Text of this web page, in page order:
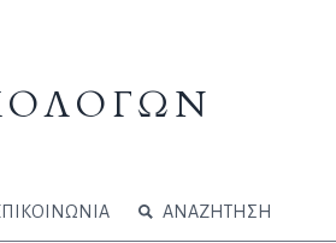
ΑΝΑΖΗΤΗΣΗ